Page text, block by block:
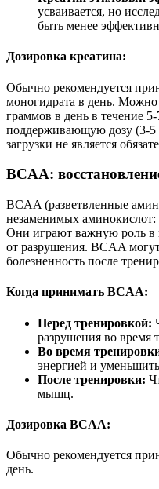
усваивается, но
быть менее
Дозировка креатина:
Обычно рекомендуется
моногидрата в день. Можно
граммов в день в течение
поддерживающую дозу (3-5
загрузки не является
BCAA:
BCAA (разветвленные
незаменимых
Они играют важную роль в
от разрушения. BCAA
болезненность после
Когда принимать BCAA:
Перед тренировкой:
разрушения во время
Во время
энергией и уменьшить
После тренировки:
мышц.
Дозировка BCAA:
Обычно рекомендуется
день.